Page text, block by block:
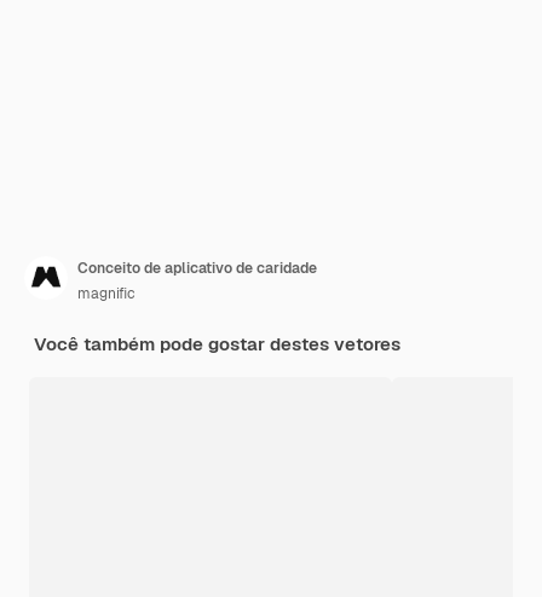
Conceito de aplicativo de caridade
magnific
Você também pode gostar destes vetores